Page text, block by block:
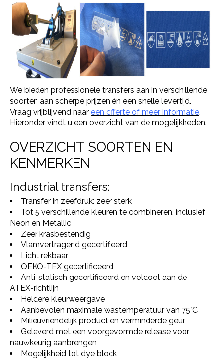
We bieden professionele transfers aan in verschillende
soorten aan scherpe prijzen én een snelle levertijd.
Vraag vrijblijvend naar een offerte of meer informatie.
Hieronder vindt u een overzicht van de mogelijkheden.
OVERZICHT SOORTEN EN
KENMERKEN
Industrial transfers:
Transfer in zeefdruk: zeer sterk
Tot 5 verschillende kleuren te combineren, inclusief
Neon en Metallic
Zeer krasbestendig
Vlamvertragend gecertifieerd
Licht rekbaar
OEKO-TEX gecertificeerd
Anti-statisch gecertificeerd en voldoet aan de
ATEX-richtlijn
Heldere kleurweergave
Aanbevolen maximale wastemperatuur van 75°C
Milieuvriendelijk product en verminderde geur
Geleverd met een voorgevormde release voor
nauwkeurig aanbrengen
Mogelijkheid tot dye block